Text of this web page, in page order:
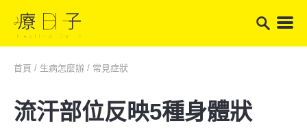
首頁 / 生病怎麼辦 / 常見症狀
流汗部位反映5種身體狀